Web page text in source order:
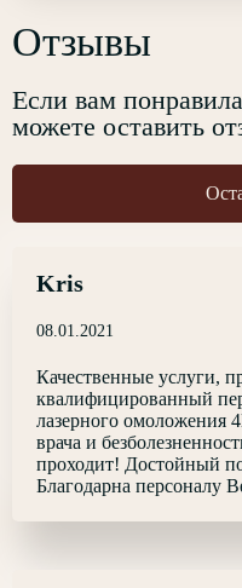
Отзывы
Kris
08.01.2021
Качественные услуги,
квалифицированный
лазерного омоложения
врача и
проходит! Достойный
Благодарна персоналу
Если вам
можете оставить